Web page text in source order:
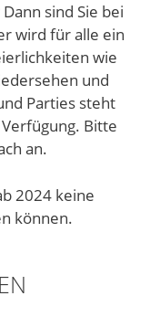
sind Sie bei
wird für alle ein
wie
und
Parties steht
Bitte
an.
2024 keine
können.